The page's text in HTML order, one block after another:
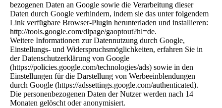
bezogenen Daten an Google sowie die Verarbeitung dieser
Daten durch Google verhindern, indem sie das unter folgendem
Link verfügbare Browser-Plugin herunterladen und installieren:
http://tools.google.com/dlpage/gaoptout?hl=de.
Weitere Informationen zur Datennutzung durch Google,
Einstellungs- und Widerspruchsmöglichkeiten, erfahren Sie in
der Datenschutzerklärung von Google
(https://policies.google.com/technologies/ads) sowie in den
Einstellungen für die Darstellung von Werbeeinblendungen
durch Google (https://adssettings.google.com/authenticated).
Die personenbezogenen Daten der Nutzer werden nach 14
Monaten gelöscht oder anonymisiert.